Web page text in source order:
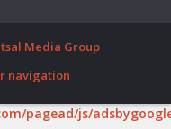
Media Group
navigation
pagead/js/